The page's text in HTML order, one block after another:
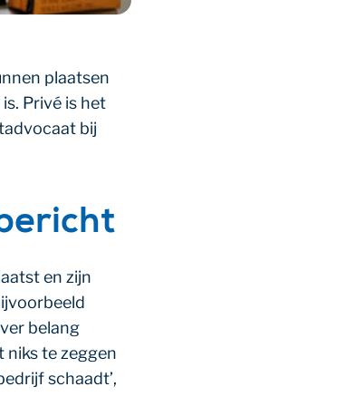
plaatsen
Privé is het
bij
en zijn
belang
niks te zeggen
schaadt’,